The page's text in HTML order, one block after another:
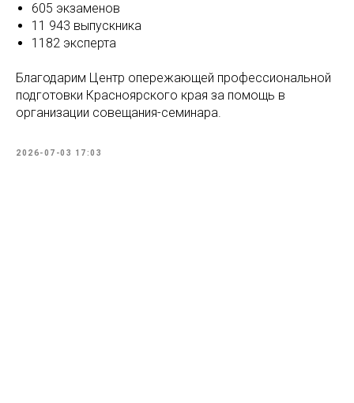
605 экзаменов
11 943 выпускника
1182 эксперта
Благодарим Центр опережающей профессиональной
подготовки Красноярского края за помощь в
организации совещания-семинара.
2026-07-03 17:03